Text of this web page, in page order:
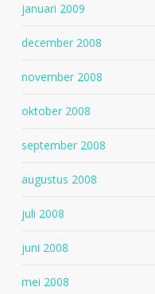
januari 2009
december 2008
november 2008
oktober 2008
september 2008
augustus 2008
juli 2008
juni 2008
mei 2008